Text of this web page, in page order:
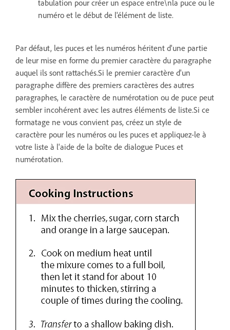
tabulation pour créer un espace entre\nla puce ou le
numéro et le début de l'élément de liste.
Par défaut, les puces et les numéros héritent d'une partie
de leur mise en forme du premier caractère du paragraphe
auquel ils sont rattachés.Si le premier caractère d'un
paragraphe diffère des premiers caractères des autres
paragraphes, le caractère de numérotation ou de puce peut
sembler incohérent avec les autres éléments de liste.Si ce
formatage ne vous convient pas, créez un style de
caractère pour les numéros ou les puces et appliquez-le à
votre liste à l'aide de la boîte de dialogue Puces et
numérotation.